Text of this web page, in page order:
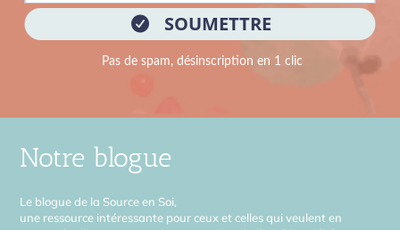
Notre blogue
Le blogue de la Source en Soi,
une ressource intéressante pour ceux et celles qui veulent en